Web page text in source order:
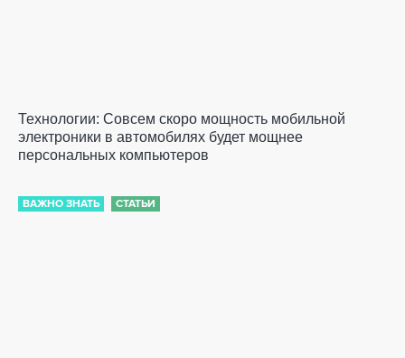
Технологии: Совсем скоро мощность мобильной
электроники в автомобилях будет мощнее
персональных компьютеров
ВАЖНО ЗНАТЬ СТАТЬИ